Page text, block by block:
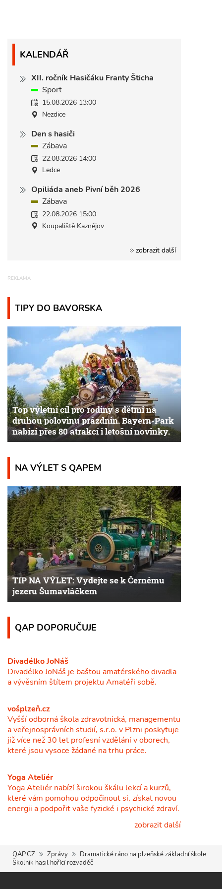
KALENDÁŘ
XII. ročník Hasičáku Franty Šticha
Sport
15.08.2026 13:00
Nezdice
Den s hasiči
Zábava
22.08.2026 14:00
Ledce
Opiliáda aneb Pivní běh 2026
Zábava
22.08.2026 15:00
Koupaliště Kaznějov
zobrazit další
TIPY DO BAVORSKA
Top výletní cíl pro rodiny s dětmi na
druhou polovinu prázdnin. Bayern-Park
nabízí přes 80 atrakcí i letošní novinky.
NA VÝLET S QAPEM
TIP NA VÝLET: Vydejte se k Černému
jezeru Šumavláčkem
QAP DOPORUČUJE
Divadélko JoNáš
Divadélko JoNáš je baštou amatérského divadla
a vývěsním štítem projektu Amatéři sobě.
vošplzeň.cz
Vyšší odborná škola zdravotnická, managementu
a veřejnosprávních studií, s.r.o. v Plzni poskytuje
již více než 30 let profesní vzdělání v oborech,
které jsou vysoce žádané na trhu práce.
Yoga Ateliér
Yoga Ateliér nabízí širokou škálu lekcí a kurzů,
které vám pomohou odpočinout si, získat novou
energii a podpořit vaše fyzické i psychické zdraví.
zobrazit další
QAP.CZ Zprávy
Dramatické ráno na plzeňské základní škole:
Školník hasil hořící rozvaděč